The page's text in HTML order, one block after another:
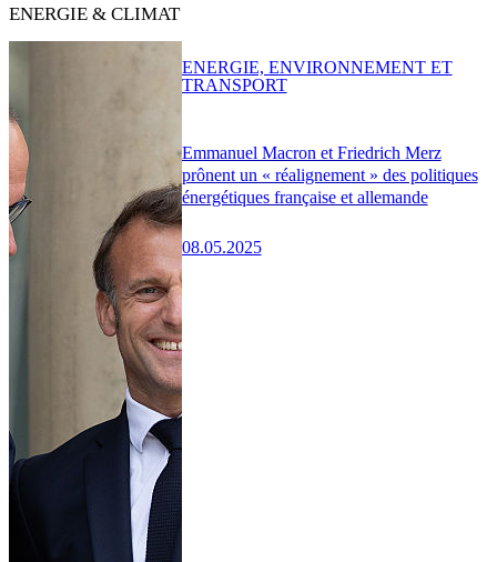
ENERGIE & CLIMAT
Emmanuel Macron et Friedrich Merz
prônent un « réalignement » des politiques
énergétiques française et allemande
08.05.2025
ENERGIE, ENVIRONNEMENT ET
TRANSPORT